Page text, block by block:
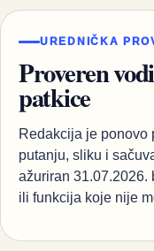
UREDNIČKA
Proveren
patkice
Redakcija je ponovo
putanju, sliku i
ažuriran 31.07.2026.
ili funkcija koje nije